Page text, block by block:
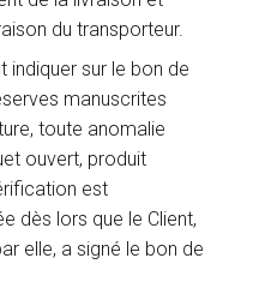
du transporteur.
indiquer sur le bon de
manuscrites
toute anomalie
ouvert, produit
est
dès lors que le Client,
elle, a signé le bon de